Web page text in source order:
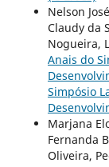
Nelson
Claudy da
Nogueira,
Anais do
Simpósio
Marjana
Fernanda
Oliveira,